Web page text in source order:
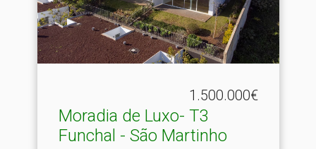
1.500.000€
Moradia de Luxo- T3
Funchal - São Martinho